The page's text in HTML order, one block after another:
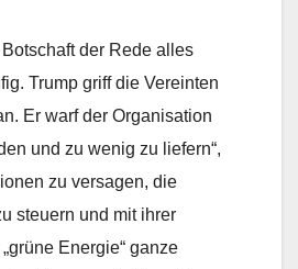
der Rede alles
Trump griff die Vereinten
Er warf der Organisation
und zu wenig zu liefern“,
zu versagen, die
steuern und mit ihrer
Energie“ ganze